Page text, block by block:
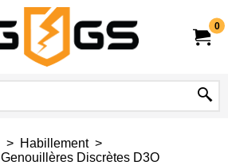
0
> Habillement>
Genouillères Discrètes D3O